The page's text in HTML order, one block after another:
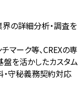
の詳細分析・調査を
マーク等、CREXの専
盤を活かしたカスタム
・守秘義務契約対応